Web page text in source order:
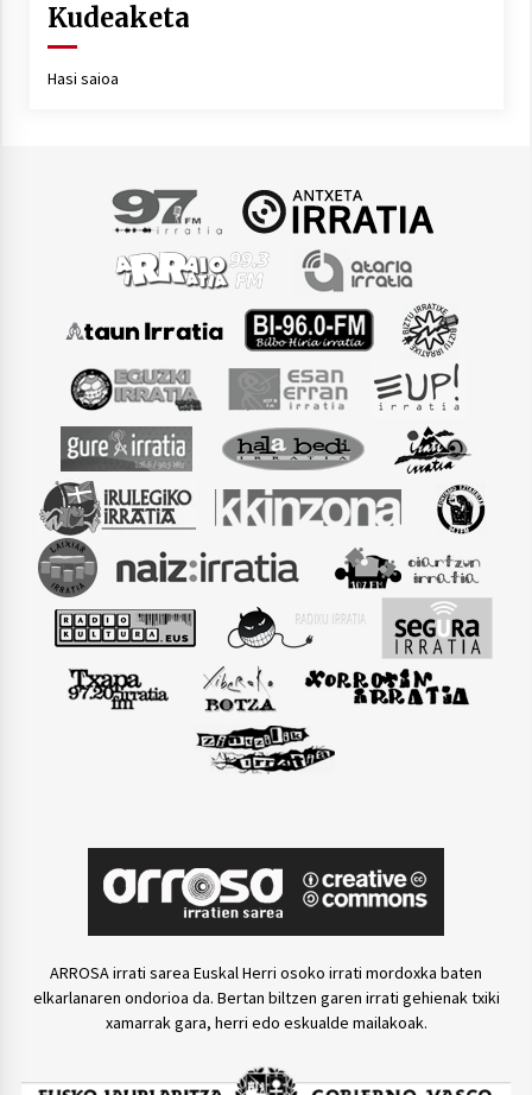
Arrosaren laburpen bideoa Hamaika
Telebistaren eskutik
Kudeaketa
Hasi saioa
ARROSA irrati sarea Euskal Herri osoko irrati mordoxka baten
elkarlanaren ondorioa da. Bertan biltzen garen irrati gehienak txiki
xamarrak gara, herri edo eskualde mailakoak.